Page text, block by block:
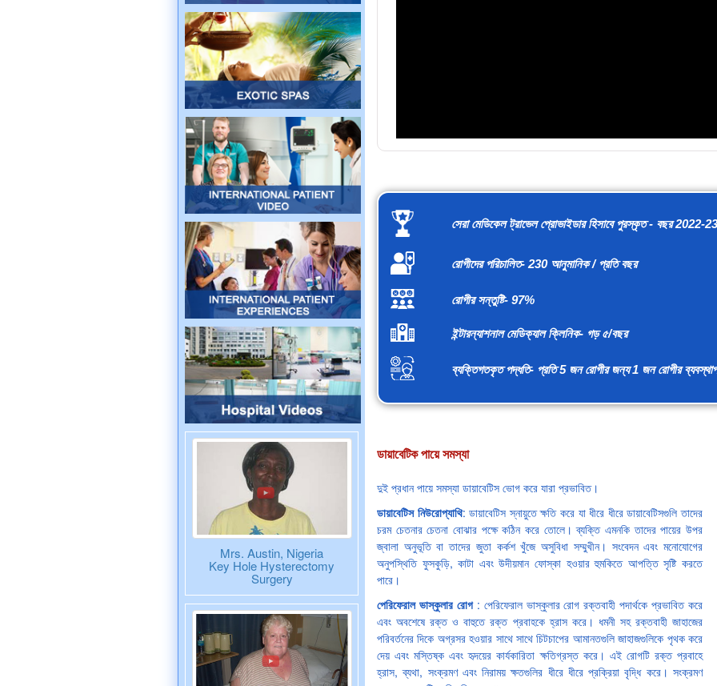
Mrs. Austin, Nigeria
Key Hole Hysterectomy
Surgery
সেরা মেডিকেল ট্রাভেল প্রোভাইডার হিসাবে পুরস্কৃত - বছর 2022-23
রোগীদের পরিচালিত- 230 আনুমানিক / প্রতি বছর
রোগীর সন্তুষ্টি- 97%
ইন্টারন্যাশনাল মেডিক্যাল ক্লিনিক- গড় ৫/বছর
ব্যক্তিগতকৃত পদ্ধতি- প্রতি 5 জন রোগীর জন্য 1 জন রোগীর
ডায়াবেটিক পায়ে সমস্যা
দুই প্রধান পায়ে সমস্যা ডায়াবেটিস ভোগ করে যারা প্রভাবিত।
ডায়াবেটিস নিউরোপ্যাথি: ডায়াবেটিস স্নায়ুতে ক্ষতি করে যা ধীরে ধীরে ডায়াবেটিসগুলি তাদের
চরম চেতনার চেতনা বোঝার পক্ষে কঠিন করে তোলে। ব্যক্তি এমনকি তাদের পায়ের উপর
জ্বালা অনুভূতি বা তাদের জুতা কর্কশ খুঁজে অসুবিধা সম্মুখীন। সংবেদন এবং মনোযোগের
অনুপস্থিতি ফুসকুড়ি, কাটা এবং উদীয়মান ফোস্কা হওয়ার হুমকিতে আপত্তি সৃষ্টি করতে
পারে।
পেরিফেরাল ভাস্কুলার রোগ : পেরিফেরাল ভাস্কুলার রোগ রক্তবাহী পদার্থকে প্রভাবিত করে
এবং অবশেষে রক্ত ও বাহুতে রক্ত প্রবাহকে হ্রাস করে। ধমনী সহ রক্তবাহী জাহাজের
পরিবর্তনের দিকে অগ্রসর হওয়ার সাথে সাথে চিটচাপের আমানতগুলি জাহাজগুলিকে পৃথক করে
দেয় এবং মস্তিষ্ক এবং হৃদয়ের কার্যকারিতা ক্ষতিগ্রস্ত করে। এই রোগটি রক্ত প্রবাহে
হ্রাস, ব্যথা, সংক্রমণ এবং নিরাময় ক্ষতগুলির ধীরে ধীরে প্রক্রিয়া বৃদ্ধি করে। সংক্রমণ